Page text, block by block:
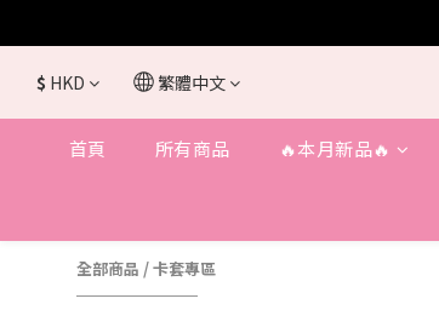
$ HKD 繁體中文
首頁 所有商品 🔥本月新品🔥
全部商品 /卡套專區